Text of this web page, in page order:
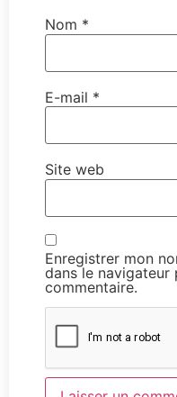
Nom *
E-mail *
Site web
Enregistrer mon
dans le navigateur
commentaire.